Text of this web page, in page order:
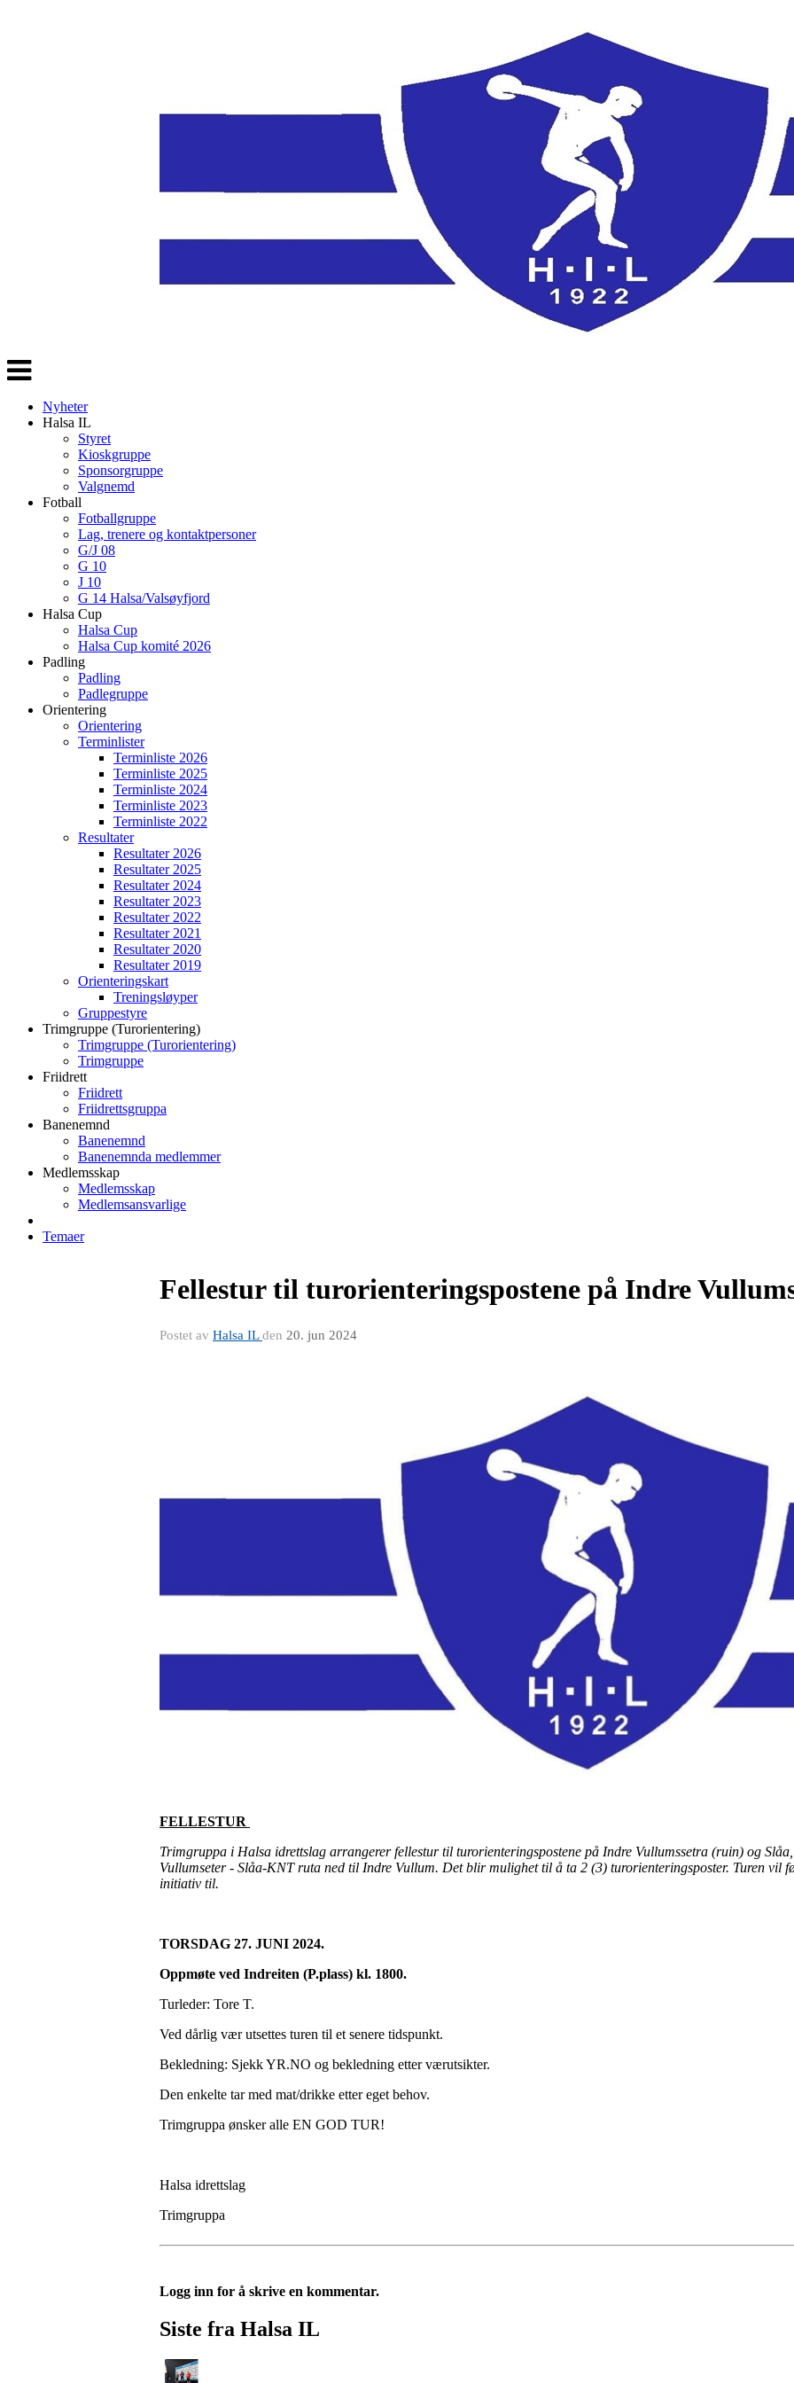
Veksle
navigasjon
Nyheter
Halsa IL
Styret
Kioskgruppe
Sponsorgruppe
Valgnemd
Fotball
Fotballgruppe
Lag, trenere og kontaktpersoner
G/J 08
G 10
J 10
G 14 Halsa/Valsøyfjord
Halsa Cup
Halsa Cup
Halsa Cup komité 2026
Padling
Padling
Padlegruppe
Orientering
Orientering
Terminlister
Terminliste 2026
Terminliste 2025
Terminliste 2024
Terminliste 2023
Terminliste 2022
Resultater
Resultater 2026
Resultater 2025
Resultater 2024
Resultater 2023
Resultater 2022
Resultater 2021
Resultater 2020
Resultater 2019
Orienteringskart
Treningsløyper
Gruppestyre
Trimgruppe (Turorientering)
Trimgruppe (Turorientering)
Trimgruppe
Friidrett
Friidrett
Friidrettsgruppa
Banenemnd
Banenemnd
Banenemnda medlemmer
Medlemsskap
Medlemsskap
Medlemsansvarlige
Temaer
Fellestur til turorienteringspostene på Indre
Postet av Halsa ILden 20. jun 2024
FELLESTUR
Trimgruppa i Halsa idrettslag arrangerer fellestur til turorienteringspostene på Indre Vullumssetra (ruin) og
Vullumseter - Slåa-KNT ruta ned til Indre Vullum. Det blir mulighet til å ta 2 (3) turorienteringsposter. Turen vil
initiativ til.
TORSDAG 27. JUNI 2024.
Oppmøte ved Indreiten (P.plass) kl. 1800.
Turleder: Tore T.
Ved dårlig vær utsettes turen til et senere tidspunkt.
Bekledning: Sjekk YR.NO og bekledning etter værutsikter.
Den enkelte tar med mat/drikke etter eget behov.
Trimgruppa ønsker alle EN GOD TUR!
Halsa idrettslag
Trimgruppa
Logg inn for å skrive en kommentar.
Siste fra Halsa IL